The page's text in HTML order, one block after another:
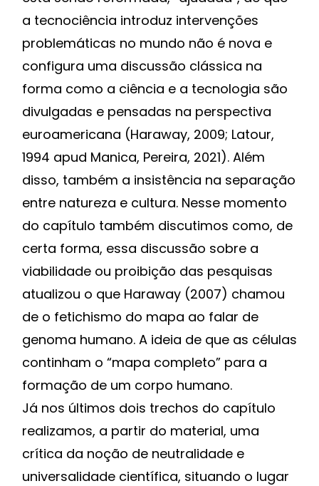
a tecnociência introduz intervenções
problemáticas no mundo não é nova e
configura uma discussão clássica na
forma como a ciência e a tecnologia são
divulgadas e pensadas na perspectiva
euroamericana (Haraway, 2009; Latour,
1994 apud Manica, Pereira, 2021). Além
disso, também a insistência na separação
entre natureza e cultura. Nesse momento
do capítulo também discutimos como, de
certa forma, essa discussão sobre a
viabilidade ou proibição das pesquisas
atualizou o que Haraway (2007) chamou
de o fetichismo do mapa ao falar de
genoma humano. A ideia de que as células
continham o “mapa completo” para a
formação de um corpo humano.
Já nos últimos dois trechos do capítulo
realizamos, a partir do material, uma
crítica da noção de neutralidade e
universalidade científica, situando o lugar